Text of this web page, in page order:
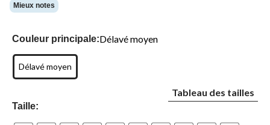
Mieux notes
Couleur principale:Délavé moyen
Délavé moyen
Taille:
Tableau des tailles